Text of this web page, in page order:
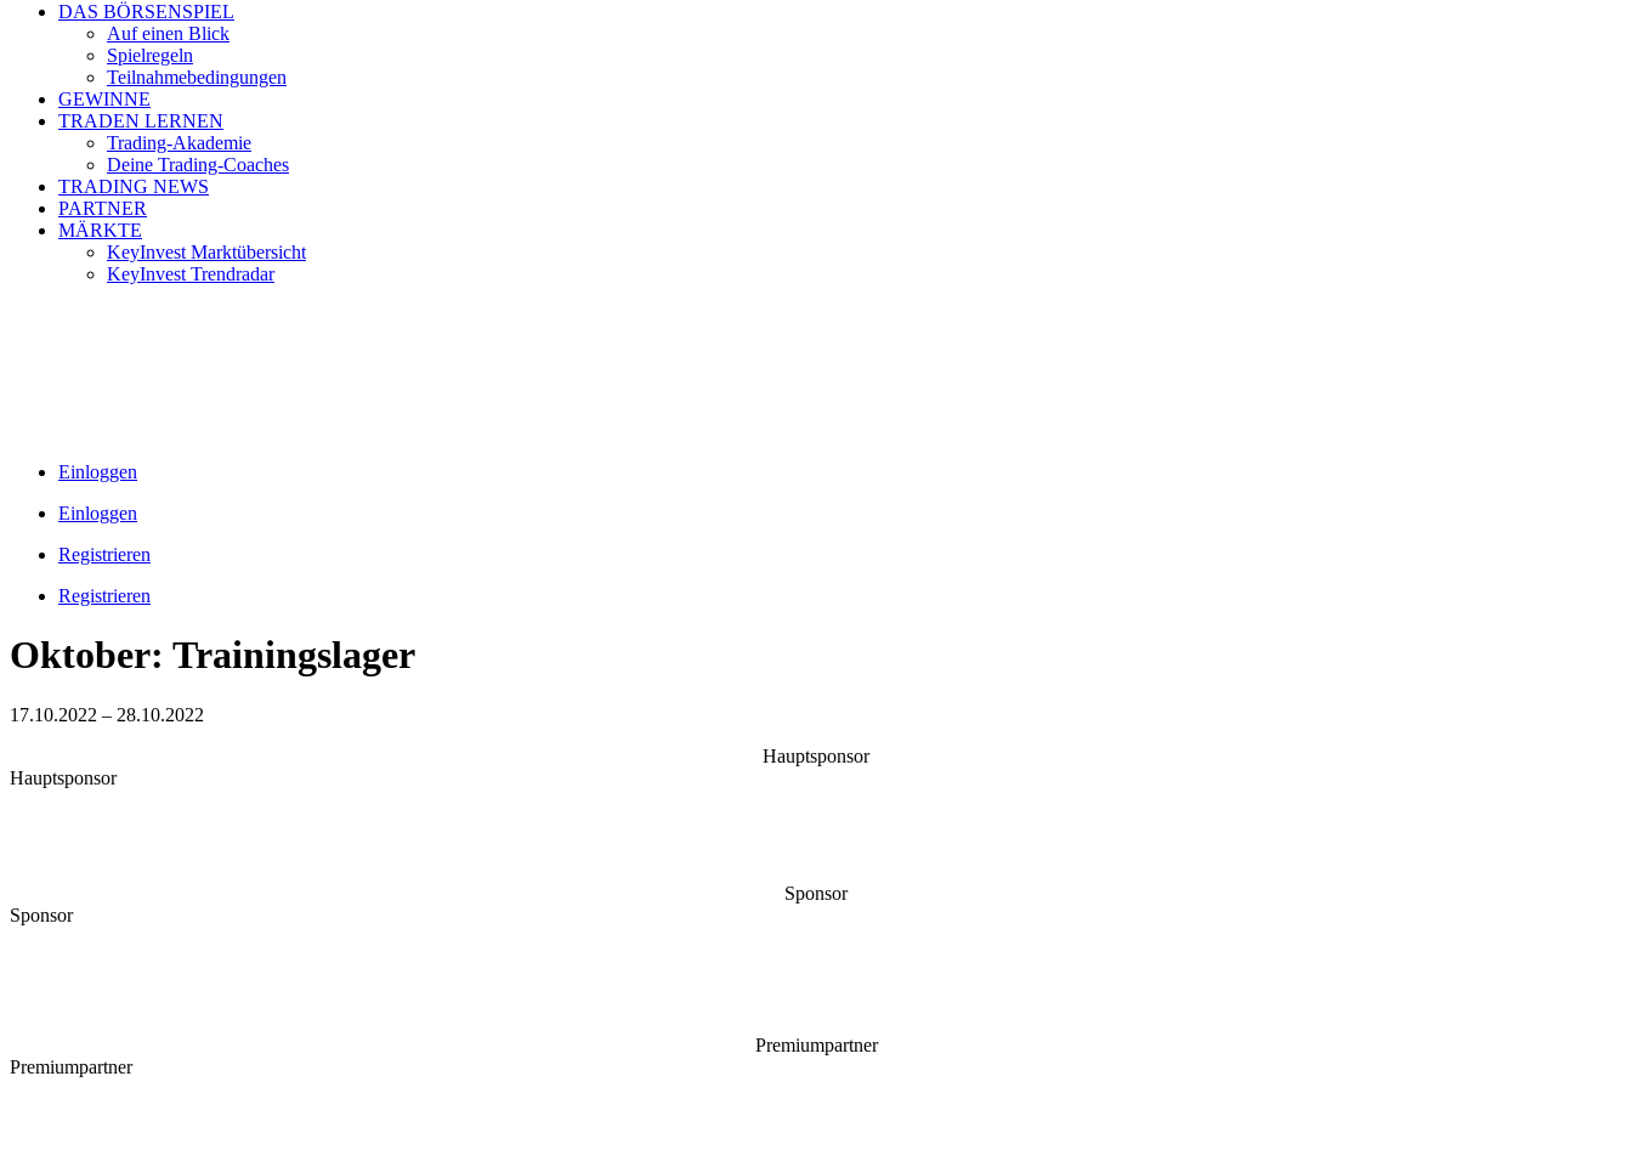
DAS BÖRSENSPIEL
Auf einen Blick
Spielregeln
Teilnahmebedingungen
GEWINNE
TRADEN LERNEN
Trading-Akademie
Deine Trading-Coaches
TRADING NEWS
PARTNER
MÄRKTE
KeyInvest Marktübersicht
KeyInvest Trendradar
Einloggen
Einloggen
Registrieren
Registrieren
Oktober: Trainingslager
17.10.2022 – 28.10.2022
Hauptsponsor
Hauptsponsor
Sponsor
Sponsor
Premiumpartner
Premiumpartner